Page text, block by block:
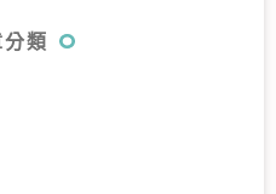
分類